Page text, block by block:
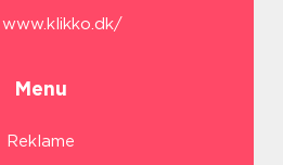
www.klikko.dk/
Menu
Reklame